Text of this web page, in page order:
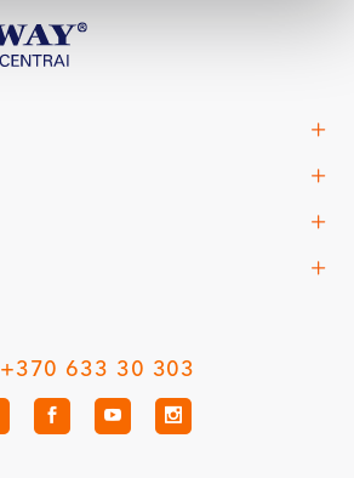
+370 633 30 303